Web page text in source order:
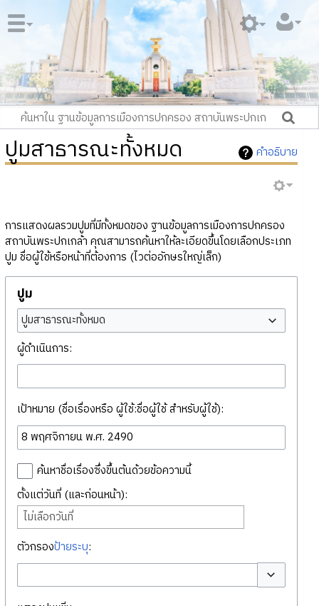
คำอธิบาย
ปูมสาธารณะทั้งหมด
การแสดงผลรวมปูมที่มีทั้งหมดของ ฐานข้อมูลการเมืองการปกครอง
สถาบันพระปกเกล้า คุณสามารถค้นหาให้ละเอียดขึ้นโดยเลือกประเภท
ปูม ชื่อผู้ใช้หรือหน้าที่ต้องการ (ไวต่ออักษรใหญ่เล็ก)
ปูม
ปูมสาธารณะทั้งหมด
ผู้ดำเนินการ:
เป้าหมาย (ชื่อเรื่องหรือ ผู้ใช้:ชื่อผู้ใช้ สำหรับผู้ใช้):
ค้นหาชื่อเรื่องซึ่งขึ้นต้นด้วยข้อความนี้
ตั้งแต่วันที่ (และก่อนหน้า):
ไม่เลือกวันที่
ตัวกรองป้ายระบุ:
สลับตัวเลือก